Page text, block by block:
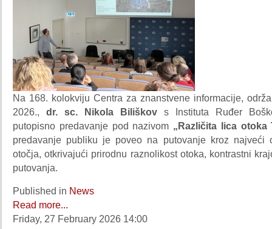
Na 168. kolokviju Centra za znanstvene informacije,
2026., dr. sc. Nikola Biliškov s Instituta Ruđer
putopisno predavanje pod nazivom „Različita lica otoka
predavanje publiku je poveo na putovanje kroz najveći
otočja, otkrivajući prirodnu raznolikost otoka, kontrastni
putovanja.
Published in News
Read more...
Friday, 27 February 2026 14:00